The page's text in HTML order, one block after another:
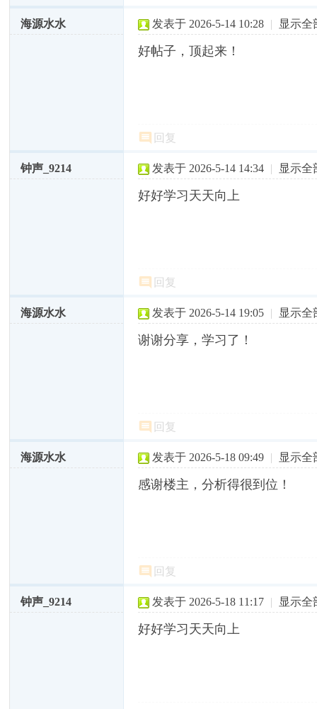
海源水水 发表于 2026-5-14 10:28 | 显示全
好帖子，顶起来！
回复
钟声_9214 发表于 2026-5-14 14:34 | 显示全
好好学习天天向上
回复
海源水水 发表于 2026-5-14 19:05 | 显示全
谢谢分享，学习了！
回复
海源水水 发表于 2026-5-18 09:49 | 显示全
感谢楼主，分析得很到位！
回复
钟声_9214 发表于 2026-5-18 11:17 | 显示全
好好学习天天向上